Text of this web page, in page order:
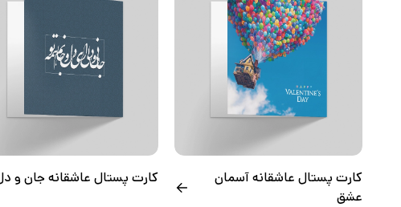
کارت پستال عاشقانه آسمان
عشق
کارت پستال عاشقانه جان و